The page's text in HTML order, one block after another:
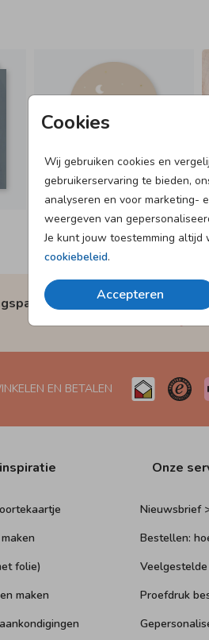
Cookies
Wij gebruiken cookies en
gebruikerservaring te bieden,
analyseren en voor marketing-
weergeven van
Je kunt jouw toestemming altijd
cookiebeleid.
Accepteren
EN BETALEN
folie)
maken
Onze
Nieuwsbrief
Bestellen:
Proefdruk